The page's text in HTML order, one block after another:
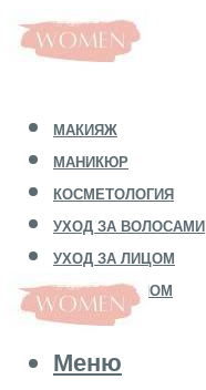
МАКИЯЖ
МАНИКЮР
КОСМЕТОЛОГИЯ
УХОД ЗА ВОЛОСАМИ
УХОД ЗА ЛИЦОМ
УХОД ЗА ТЕЛОМ
Меню